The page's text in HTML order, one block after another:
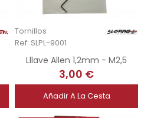
Tornillos
Ref: SLPL-9001
Lllave Allen 1,2mm - M2,5
3,00 €
Añadir A La Cesta